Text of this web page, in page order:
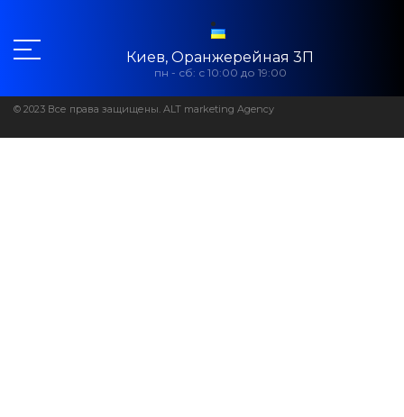
Киев, Оранжерейная 3П
пн - сб: с 10:00 до 19:00
© 2023 Все права защищены. ALT marketing Agency